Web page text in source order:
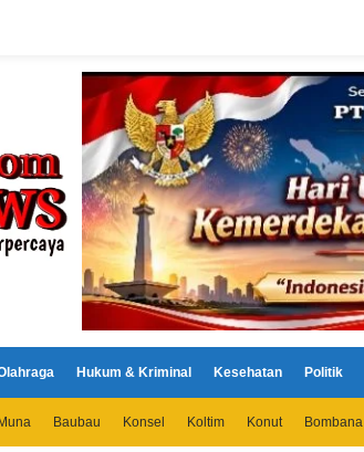
Hukum & Kriminal Kesehatan Politik
Baubau Konsel Koltim Konut Bombana